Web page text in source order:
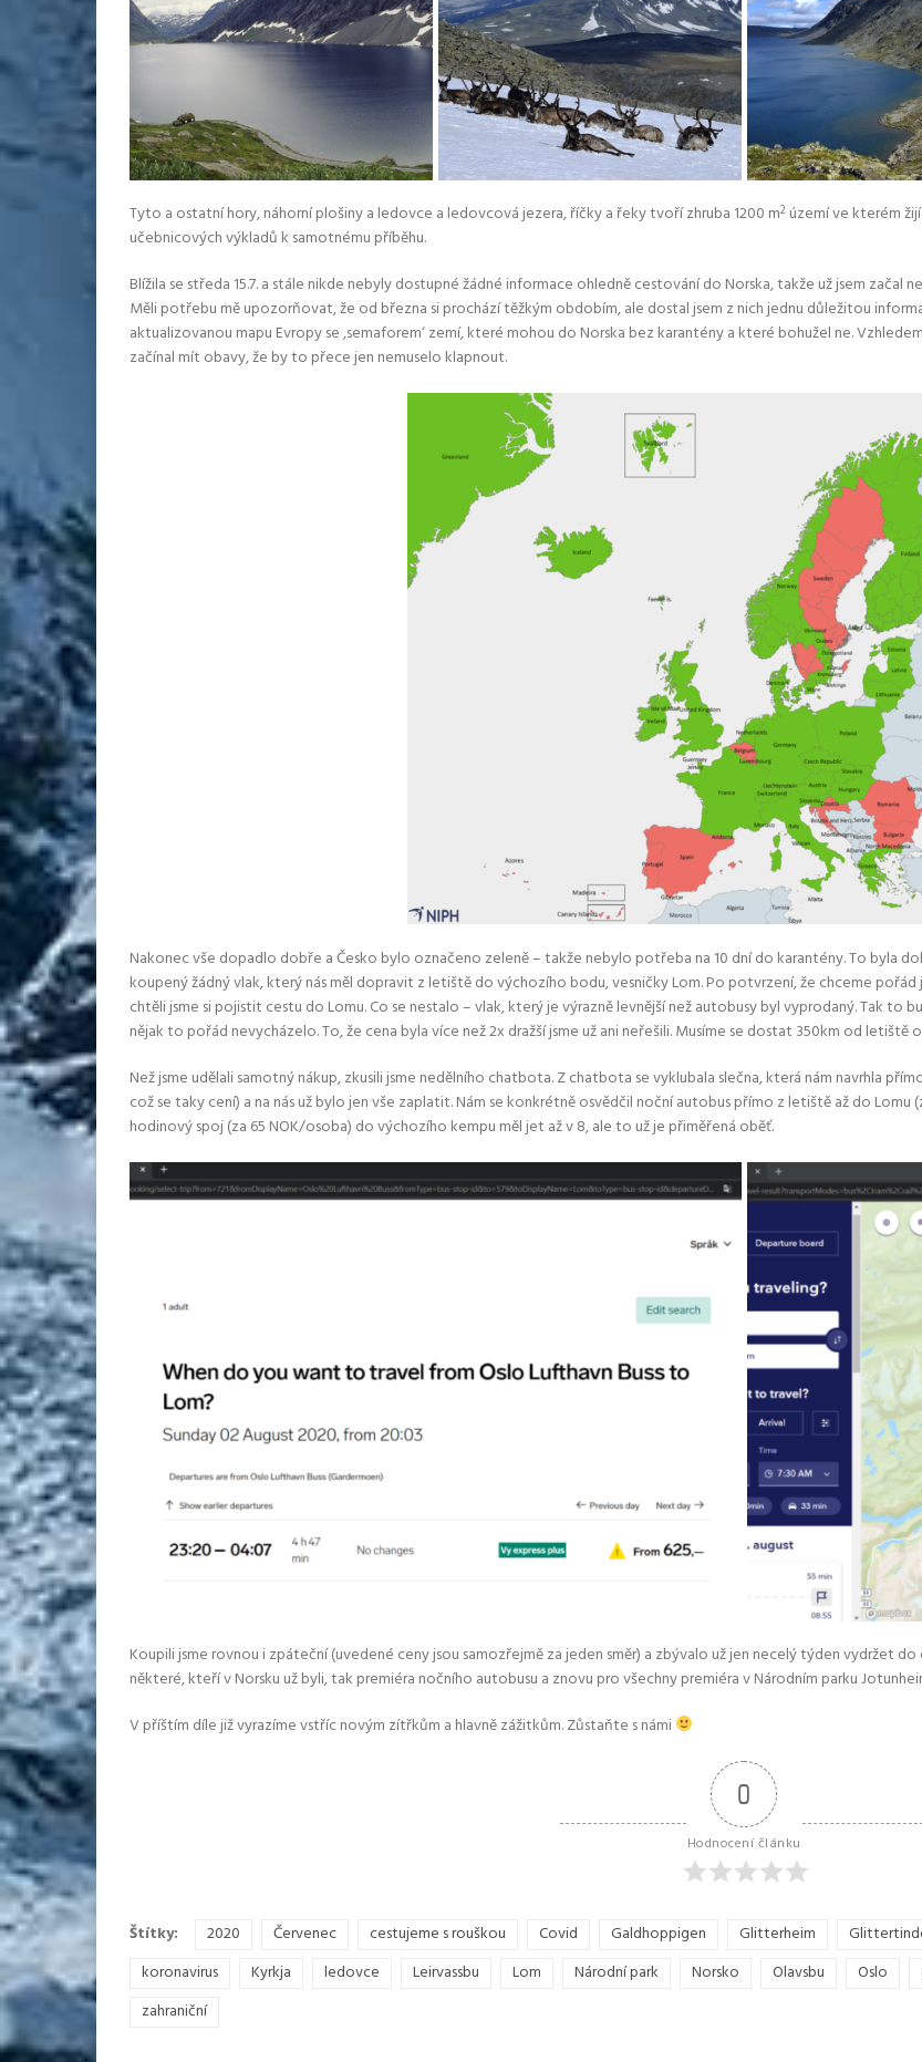
Tyto a ostatní hory, náhorní plošiny a ledovce a ledovcová jezera, říčky a řeky tvoří zhruba 1200 m2 území ve kterém
učebnicových výkladů k samotnému příběhu.
Blížila se středa 15.7. a stále nikde nebyly dostupné žádné informace ohledně cestování do Norska, takže už jsem
Měli potřebu mě upozorňovat, že od března si prochází těžkým obdobím, ale dostal jsem z nich jednu důležitou
aktualizovanou mapu Evropy se ‚semaforem‘ zemí, které mohou do Norska bez karantény a které bohužel ne.
začínal mít obavy, že by to přece jen nemuselo klapnout.
Nakonec vše dopadlo dobře a Česko bylo označeno zeleně – takže nebylo potřeba na 10 dní do karantény. To byla
koupený žádný vlak, který nás měl dopravit z letiště do výchozího bodu, vesničky Lom. Po potvrzení, že chceme
chtěli jsme si pojistit cestu do Lomu. Co se nestalo – vlak, který je výrazně levnější než autobusy byl vyprodaný. Tak to
nějak to pořád nevycházelo. To, že cena byla více než 2x dražší jsme už ani neřešili. Musíme se dostat 350km od letiště
Než jsme udělali samotný nákup, zkusili jsme nedělního chatbota. Z chatbota se vyklubala slečna, která nám navrhla
což se taky cení) a na nás už bylo jen vše zaplatit. Nám se konkrétně osvědčil noční autobus přímo z letiště až do
hodinový spoj (za 65 NOK/osoba) do výchozího kempu měl jet až v 8, ale to už je přiměřená oběť.
Koupili jsme rovnou i zpáteční (uvedené ceny jsou samozřejmě za jeden směr) a zbývalo už jen necelý týden vydržet
některé, kteří v Norsku už byli, tak premiéra nočního autobusu a znovu pro všechny premiéra v Národním parku
V příštím díle již vyrazíme vstříc novým zítřkům a hlavně zážitkům. Zůstaňte s námi
0
Hodnocení článku
Štítky: 2020 Červenec cestujeme s rouškou Covid Galdhoppigen Glitterheim
koronavirus
Kyrkja ledovce Leirvassbu Lom Národní park Norsko Olavsbu Oslo
zahraniční